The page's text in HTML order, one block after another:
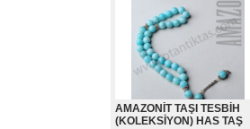
AMAZONİT TAŞI TESBİH
(KOLEKSİYON) HAS TAŞ